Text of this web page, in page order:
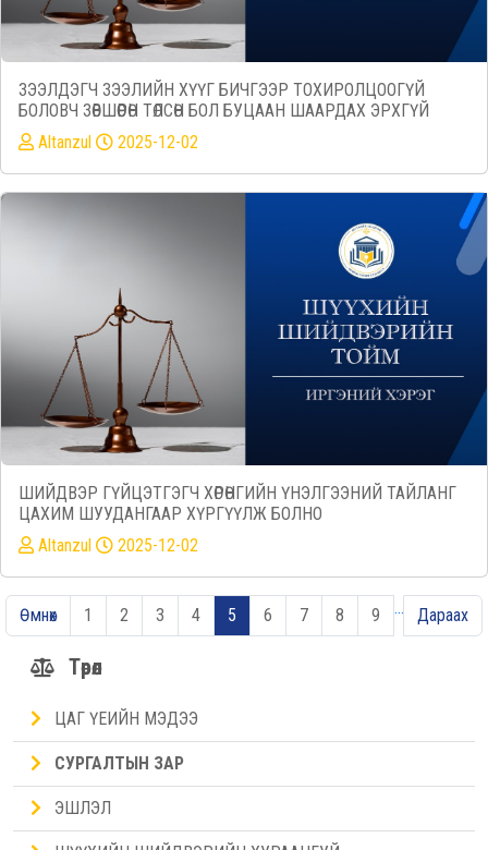
ЗЭЭЛДЭГЧ ЗЭЭЛИЙН ХҮҮГ БИЧГЭЭР ТОХИРОЛЦООГҮЙ
БОЛОВЧ ЗӨВШӨӨРӨН ТӨЛСӨН БОЛ БУЦААН ШААРДАХ ЭРХГҮЙ
Altanzul
2025-12-02
ШИЙДВЭР ГҮЙЦЭТГЭГЧ ХӨРӨНГИЙН ҮНЭЛГЭЭНИЙ ТАЙЛАНГ
ЦАХИМ ШУУДАНГААР ХҮРГҮҮЛЖ БОЛНО
Altanzul
2025-12-02
Өмнөх 1 2 3 4 5 6 7 8 9 … Дараах
Төрөл
ЦАГ ҮЕИЙН МЭДЭЭ
СУРГАЛТЫН ЗАР
ЭШЛЭЛ